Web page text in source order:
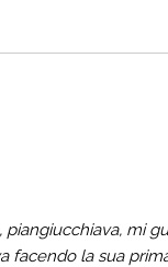
mi
la sua